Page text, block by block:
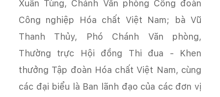
Xuân Tùng, Chánh Văn phòng Công đoàn
Công nghiệp Hóa chất Việt Nam; bà Vũ
Thanh Thủy, Phó Chánh Văn phòng,
Thường trực Hội đồng Thi đua - Khen
thưởng Tập đoàn Hóa chất Việt Nam, cùng
các đại biểu là Ban lãnh đạo của các đơn vị